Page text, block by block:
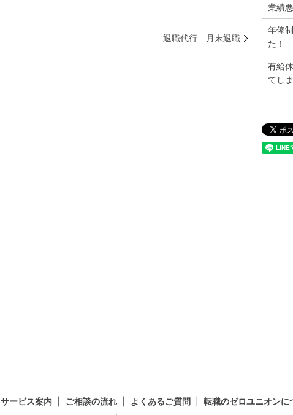
退職代行 月末退職
業績
年俸
た！
有給
てし
サービス案内 ご相談の流れ よくあるご質問 転職のゼロユニオンに